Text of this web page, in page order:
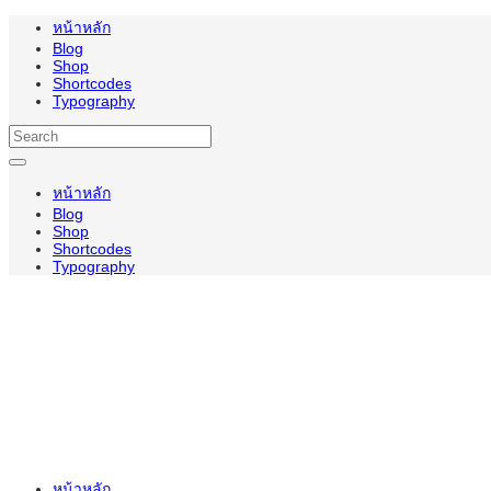
หน้าหลัก
Blog
Shop
Shortcodes
Typography
หน้าหลัก
Blog
Shop
Shortcodes
Typography